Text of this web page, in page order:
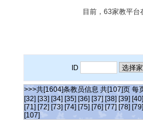
目前，63家教平台
ID
>>>共[1604]条教员信息 共[107]页 每
[32] [33] [34] [35] [36] [37] [38] [39] [40]
[71] [72] [73] [74] [75] [76] [77] [78] [79]
[107]